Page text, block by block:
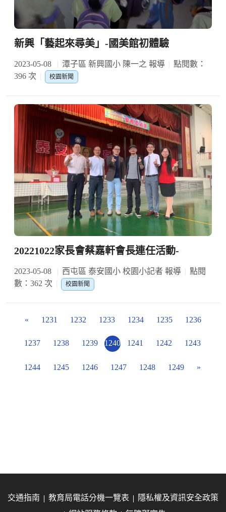
新興「藝起來尋美」-國美館初體驗
2023-05-08 潭子區 新興國小 陳一之 報導
點閱數：
396 次
校園新聞
20221022家長會蔡嘉軒會長連任活動-
2023-05-08 西屯區 泰安國小 校園小記者 報導
點閱
數：362 次
校園新聞
« 1231 1232 1233 1234 1235 1236
1237 1238 1239 1240 1241 1242 1243
1244 1245 1246 1247 1248 1249 »
交通指南 教育局電話分機一覽表
隱私權及資訊安全政策